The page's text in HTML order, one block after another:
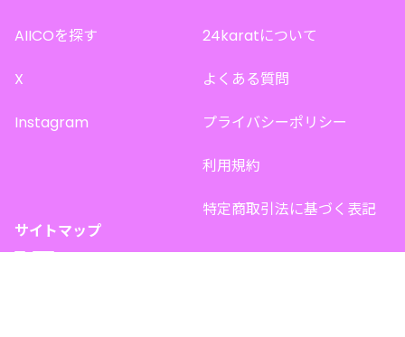
AIICOを探す
X
Instagram
24karatについて
よくある質問
プライバシーポリシー
利用規約
特定商取引法に基づく表記
サイトマップ